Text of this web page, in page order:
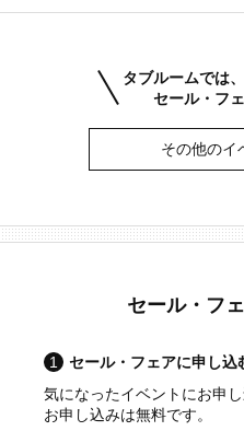
タブルームでは
セール・フ
その他のイ
セール・フ
1
セール・フェアに申し込
気になったイベントにお申し
お申し込みは無料です。